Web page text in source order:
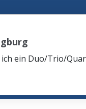
ein Duo/Trio/